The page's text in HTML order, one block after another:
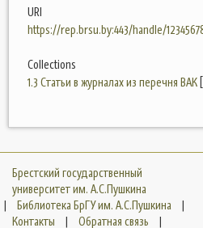
URI
https://rep.brsu.by:443/handle/
Collections
1.3 Статьи в журналах из перечня ВАК
Брестский государственный
университет им. А.С.Пушкина
|
Библиотека БрГУ им. А.С.Пушкина
|
Контакты
| Обратная связь |